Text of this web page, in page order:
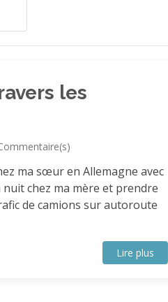
les
ma sœur en Allemagne avec
chez ma mère et prendre
de camions sur autoroute
Lire plus